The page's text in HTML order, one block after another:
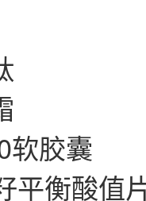
软胶囊
平衡酸值